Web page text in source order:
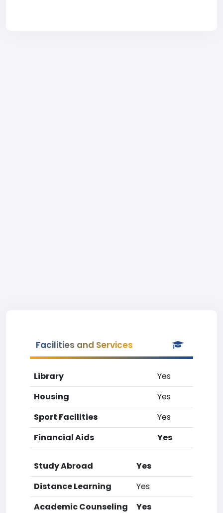
Facilities and Services
Library
Yes
Housing
Yes
Sport Facilities
Yes
Financial Aids
Yes
Study Abroad
Yes
Distance Learning
Yes
Academic Counseling
Yes